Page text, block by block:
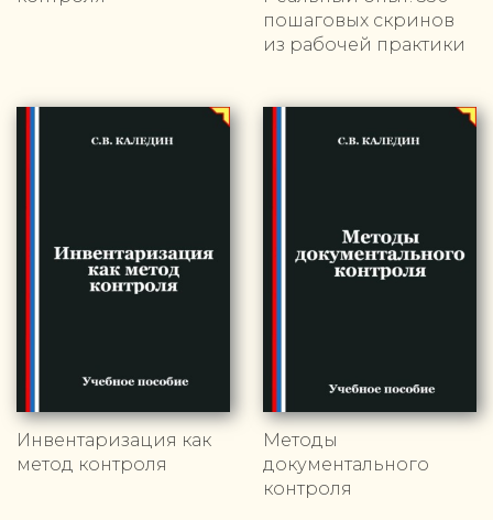
пошаговых скринов
из рабочей практики
Инвентаризация как
метод контроля
Методы
документального
контроля